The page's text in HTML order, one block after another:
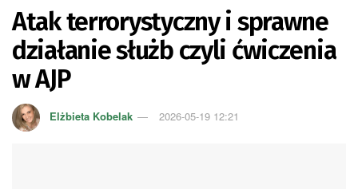
Atak terrorystyczny i sprawne
działanie służb czyli ćwiczenia
w AJP
Elżbieta Kobelak 2026-05-19 12:21